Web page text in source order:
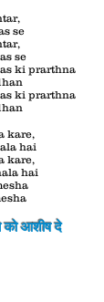
se
se
ki prarthna
ki prarthna
kare,
hai
kare,
hai
कोआशीषदे